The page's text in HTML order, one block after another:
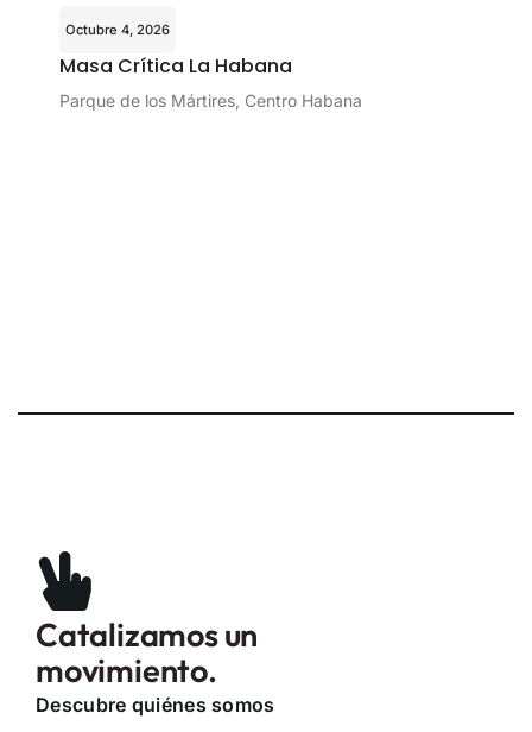
Octubre 4, 2026
Masa Crítica La Habana
Parque de los Mártires, Centro Habana
Catalizamos un
movimiento.
Descubre quiénes somos